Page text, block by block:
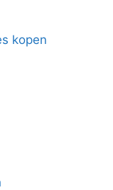
kopen